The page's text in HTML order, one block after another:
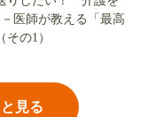
医師が教える「最高
の1）
見る